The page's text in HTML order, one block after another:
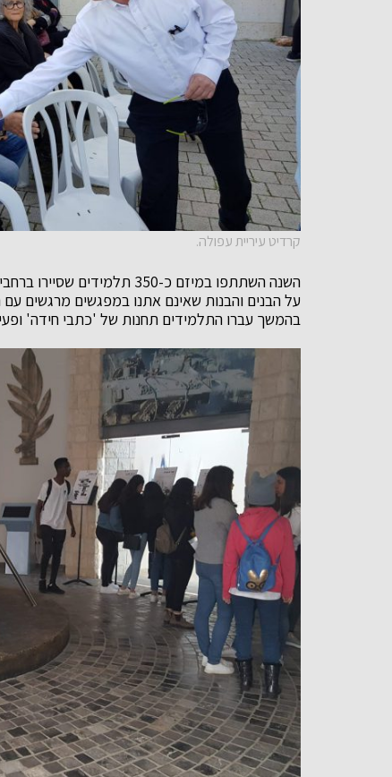
קרדיט עיריית עפולה.
השנה השתתפו במיזם כ-350
על הבנים והבנות שאינם אתנו במפגשים מרגשים
בהמשך עברו התלמידים תחנות של 'כתבי חידה'